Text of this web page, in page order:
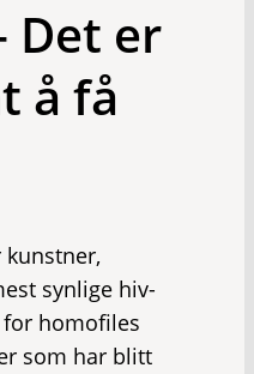
Det er
å få
synlige hiv-
homofiles
som har blitt